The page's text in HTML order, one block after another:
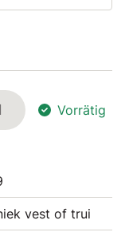
Vorrätig
vest of trui